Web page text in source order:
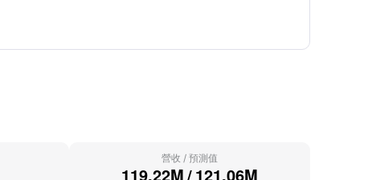
營收 / 預測值
119.22M/121.06M